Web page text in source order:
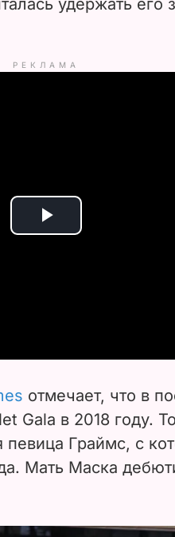
РЕКЛАМА
P
i
d
o
отмечает, что в
Gala в 2018 году.
певица Граймс, с
Мать Маска